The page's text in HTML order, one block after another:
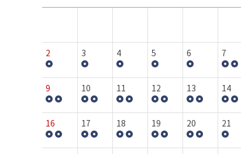
커뮤니티 행사갤러리
2 3 4 5 6 7
9 10 11 12 13 14
16 17 18 19 20 21